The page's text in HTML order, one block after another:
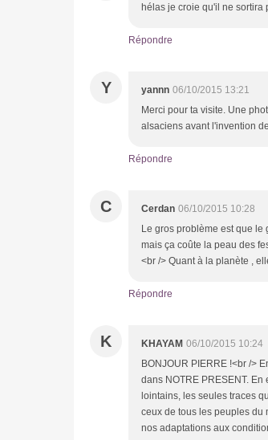
hélas je croie qu'il ne sortira
Répondre
Y yannn 06/10/2015 13:21
Merci pour ta visite. Une
alsaciens avant
Répondre
C Cerdan 06/10/2015 10:28
Le gros problème est que le
mais ça coûte la peau
<br /> Quant à la planète ,
Répondre
K KHAYAM 06/10/2015 10:24
BONJOUR PIERRE !<br />
dans NOTRE PRESENT.
lointains, les seules traces
ceux de tous les peuples du
nos adaptations aux